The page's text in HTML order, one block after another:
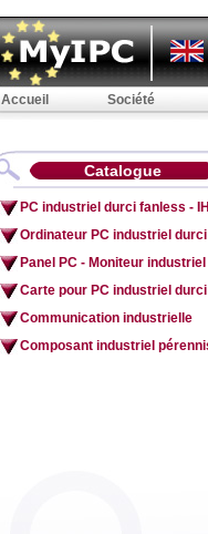
Catalogue
PC industriel durci fanless -
Ordinateur PC industriel durci
Panel PC - Moniteur
Carte pour PC industriel durci
Communication industrielle
Composant industriel
Accueil Société